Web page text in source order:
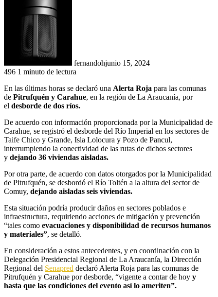
fernandohjunio 15, 2024
496 1 minuto de lectura
En las últimas horas se declaró una Alerta Roja para las comunas
de Pitrufquén y Carahue, en la región de La Araucanía, por
el desborde de dos ríos.
De acuerdo con información proporcionada por la Municipalidad de
Carahue, se registró el desborde del Río Imperial en los sectores de
Taife Chico y Grande, Isla Lolocura y Pozo de Pancul,
interrumpiendo la conectividad de las rutas de dichos sectores
y dejando 36 viviendas aisladas.
Por otra parte, de acuerdo con datos otorgados por la Municipalidad
de Pitrufquén, se desbordó el Río Toltén a la altura del sector de
Comuy, dejando aisladas seis viviendas.
Esta situación podría producir daños en sectores poblados e
infraestructura, requiriendo acciones de mitigación y prevención
“tales como evacuaciones y disponibilidad de recursos humanos
y materiales”, se detalló.
En consideración a estos antecedentes, y en coordinación con la
Delegación Presidencial Regional de La Araucanía, la Dirección
Regional del Senapred declaró Alerta Roja para las comunas de
Pitrufquén y Carahue por desborde, “vigente a contar de hoy y
hasta que las condiciones del evento así lo ameriten”.